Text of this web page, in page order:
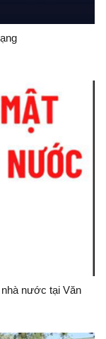
nước tại Văn